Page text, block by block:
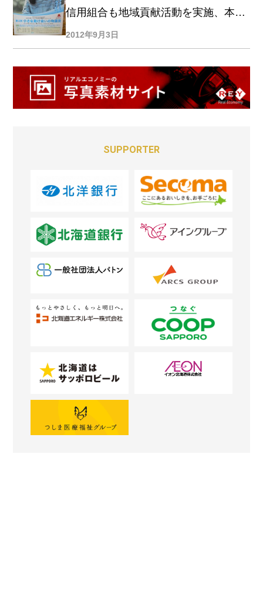
信用組合も地域貢献活動を実施、本仮
屋ユイカ懸賞作文賞の募集も
2012年9月3日
SUPPORTER